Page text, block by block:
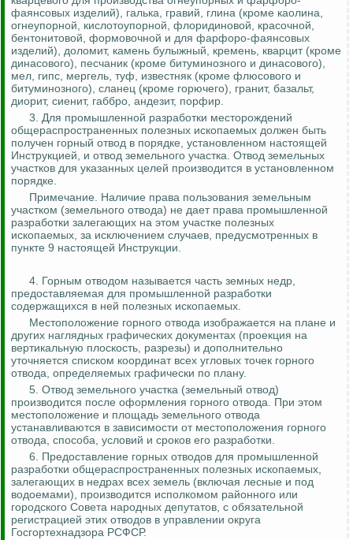
фаянсовых изделий), галька, гравий, глина (кроме каолина,
огнеупорной, кислотоупорной, флоридиновой, красочной,
бентонитовой, формовочной и для фарфоро-фаянсовых
изделий), доломит, камень булыжный, кремень, кварцит (кроме
динасового), песчаник (кроме битуминозного и динасового),
мел, гипс, мергель, туф, известняк (кроме флюсового и
битуминозного), сланец (кроме горючего), гранит, базальт,
диорит, сиенит, габбро, андезит, порфир.
3. Для промышленной разработки месторождений
общераспространенных полезных ископаемых должен быть
получен горный отвод в порядке, установленном настоящей
Инструкцией, и отвод земельного участка. Отвод земельных
участков для указанных целей производится в установленном
порядке.
Примечание. Наличие права пользования земельным
участком (земельного отвода) не дает права промышленной
разработки залегающих на этом участке полезных
ископаемых, за исключением случаев, предусмотренных в
пункте 9 настоящей Инструкции.
4. Горным отводом называется часть земных недр,
предоставляемая для промышленной разработки
содержащихся в ней полезных ископаемых.
Местоположение горного отвода изображается на плане и
других наглядных графических документах (проекция на
вертикальную плоскость, разрезы) и дополнительно
уточняется списком координат всех угловых точек горного
отвода, определяемых графически по плану.
5. Отвод земельного участка (земельный отвод)
производится после оформления горного отвода. При этом
местоположение и площадь земельного отвода
устанавливаются в зависимости от местоположения горного
отвода, способа, условий и сроков его разработки.
6. Предоставление горных отводов для промышленной
разработки общераспространенных полезных ископаемых,
залегающих в недрах всех земель (включая лесные и под
водоемами), производится исполкомом районного или
городского Совета народных депутатов, с обязательной
регистрацией этих отводов в управлении округа
Госгортехнадзора РСФСР.